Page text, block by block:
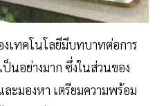
งเทคโนโลยีมีบทบาทต่อการ
นอย่างมาก ซึ่งในส่วนของ
ะมองหา เตรียมความพร้อม